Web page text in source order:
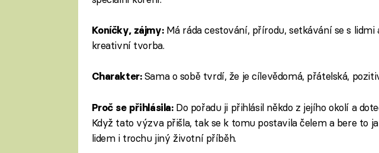
Koníčky, zájmy: Má ráda cestování, přírodu, setkávání se s lidmi
kreativní tvorba.
Charakter:Sama o sobě tvrdí, že je cílevědomá, přátelská,
Proč se přihlásila: Do pořadu ji přihlásil někdo z jejího okolí a
Když tato výzva přišla, tak se k tomu postavila čelem a bere to
lidem i trochu jiný životní příběh.